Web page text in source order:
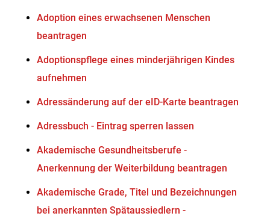
Adoption eines erwachsenen Menschen
beantragen
Adoptionspflege eines minderjährigen Kindes
aufnehmen
Adressänderung auf der eID-Karte beantragen
Adressbuch - Eintrag sperren lassen
Akademische Gesundheitsberufe -
Anerkennung der Weiterbildung beantragen
Akademische Grade, Titel und Bezeichnungen
bei anerkannten Spätaussiedlern -